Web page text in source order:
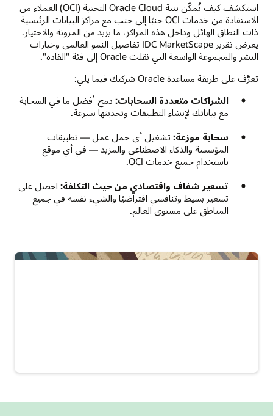
استكشف كيف تُمكّن بنية Oracle Cloud التحتية (OCI) العملاء من
الاستفادة من خدمات OCI جنبًا إلى جنب مع مراكز البيانات الرئيسية
ذات النطاق الهائل وداخل هذه المراكز، ما يزيد من المرونة والاختيار.
يعرض تقرير IDC MarketScape تفاصيل النمو العالمي وخيارات
النشر والمجموعة الواسعة التي نقلت Oracle إلى فئة "القادة".
تعرَّف على طريقة مساعدة Oracle شركتك فيما يلي:
الشراكات متعددة السحابات: دمج أفضل ما في السحابة
مع بياناتك لإنشاء التطبيقات وتحديثها بسرعة.
سحابة موزعة: تشغيل أي حمل عمل — تطبيقات
المؤسسة والذكاء الاصطناعي والمزيد — في أي موقع
باستخدام جميع خدمات OCI.
تسعير شفاف واقتصادي من حيث التكلفة: احصل على
تسعير بسيط وتنافسي افتراضيًا والشيء نفسه في جميع
المناطق على مستوى العالم.